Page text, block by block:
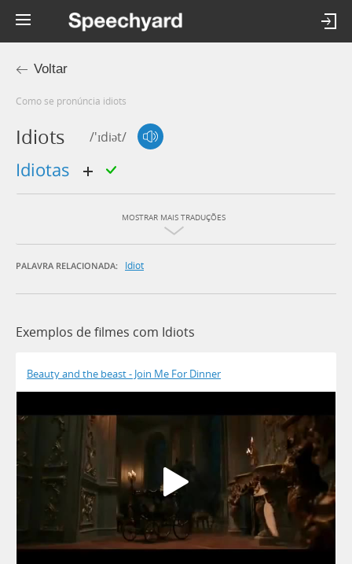
Voltar
Como se pronúncia idiots
Idiots /'ɪdiət/
idiotas
MOSTRAR MAIS TRADUÇÕES
PALAVRA RELACIONADA: Idiot
Exemplos de filmes com Idiots
Beauty and the beast - Join Me For Dinner